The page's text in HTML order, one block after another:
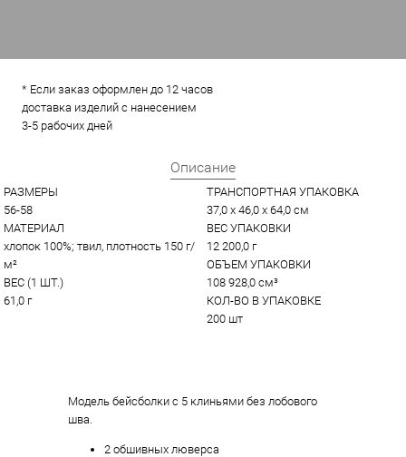
* Если заказ оформлен до 12 часов
доставка изделий с нанесением
3-5 рабочих дней
Описание
РАЗМЕРЫ
56-58
МАТЕРИАЛ
хлопок 100%; твил, плотность 150 г/
м²
ВЕС (1 ШТ.)
61,0 г
ТРАНСПОРТНАЯ УПАКОВКА
37,0 x 46,0 x 64,0 см
ВЕС УПАКОВКИ
12 200,0 г
ОБЪЕМ УПАКОВКИ
108 928,0 см³
КОЛ-ВО В УПАКОВКЕ
200 шт
Модель бейсболки с 5 клиньями без лобового
шва.
2 обшивных люверса